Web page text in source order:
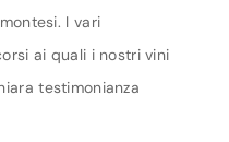
I vari
ai quali i nostri vini
testimonianza